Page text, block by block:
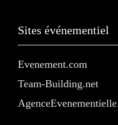
Sites événementiel
Evenement.com
Team-Building.net